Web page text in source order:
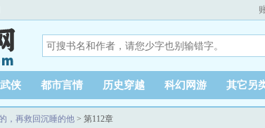
侠 都市言情 历史穿越 科幻网游 其它另
，再救回沉睡的他 > 第112章